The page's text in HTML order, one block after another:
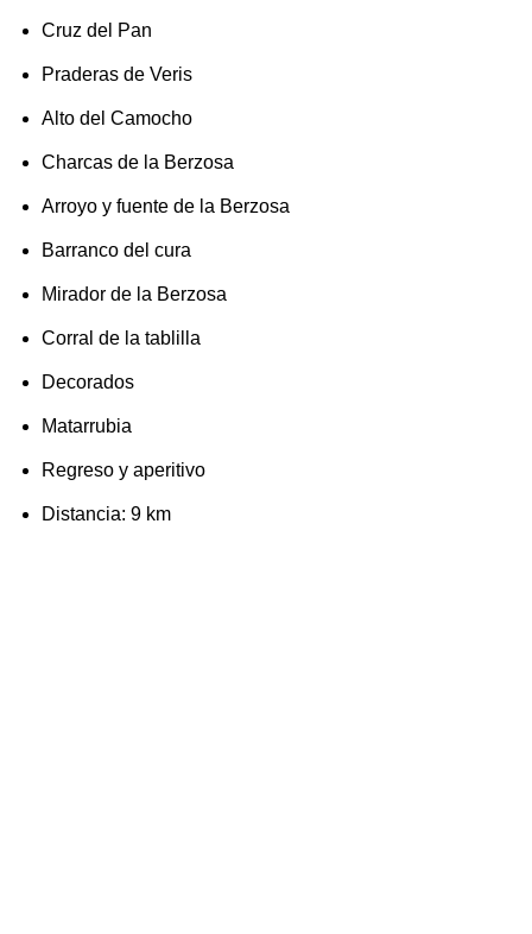
Cruz del Pan
Praderas de Veris
Alto del Camocho
Charcas de la Berzosa
Arroyo y fuente de la Berzosa
Barranco del cura
Mirador de la Berzosa
Corral de la tablilla
Decorados
Matarrubia
Regreso y aperitivo
Distancia: 9 km